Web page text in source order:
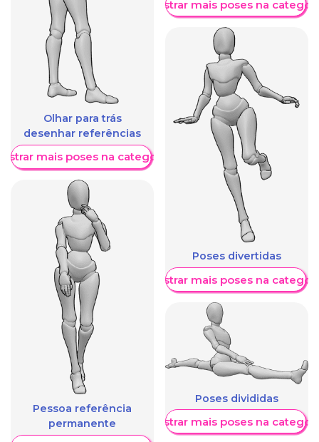
Olhar para trás
desenhar referências
mais poses na categoria
Pessoa referência
permanente
Mostrar mais poses na
Poses divertidas
Mostrar mais poses na
Poses divididas
Mostrar mais poses na